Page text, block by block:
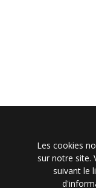
Les cookies
sur notre site.
suivant le